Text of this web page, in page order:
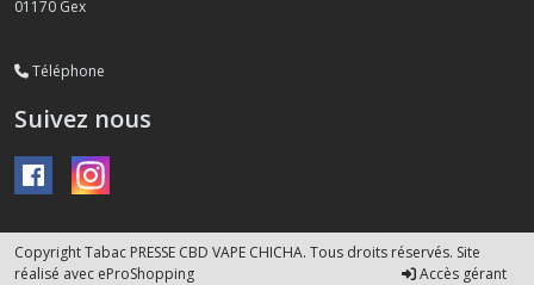
01170 Gex
Téléphone
Suivez nous
Copyright Tabac PRESSE CBD VAPE CHICHA. Tous droits réservés. Site
réalisé avec eProShopping Accès gérant